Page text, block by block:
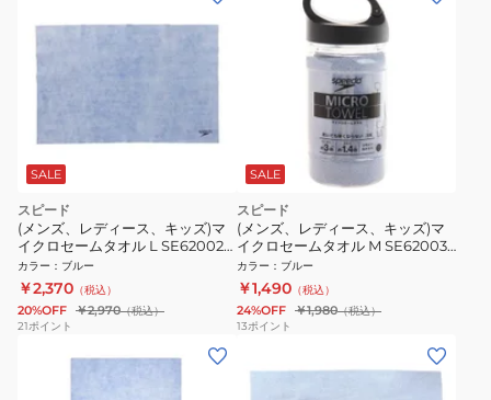
SALE
スピード
(メンズ、レディース、キッズ)マ
イクロセームタオル L SE62002
BL
カラー ： ブルー
￥2,370 （税込）
20%OFF ￥2,970（税込）
21ポイント
SALE
スピード
(メンズ、レディース、キッズ)マ
イクロセームタオル M SE62003
BL
カラー ： ブルー
￥1,490 （税込）
24%OFF ￥1,980（税込）
13ポイント